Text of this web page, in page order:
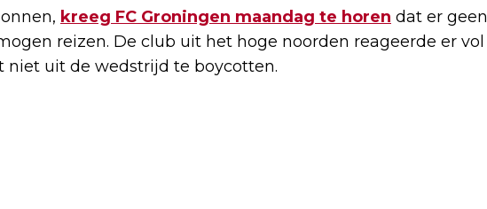
kreeg FC Groningen maandag te horen dat er geen
reizen. De club uit het hoge noorden reageerde er vol
niet uit de wedstrijd te boycotten.